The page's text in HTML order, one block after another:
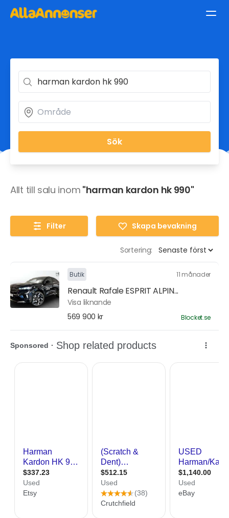
Sök
Allt till salu inom "harman kardon hk 990"
Filter Skapa bevakning
Sortering:
Butik 11 månader
Renault Rafale ESPRIT ALPIN...
Visa liknande
569 900 kr
Blocket.se